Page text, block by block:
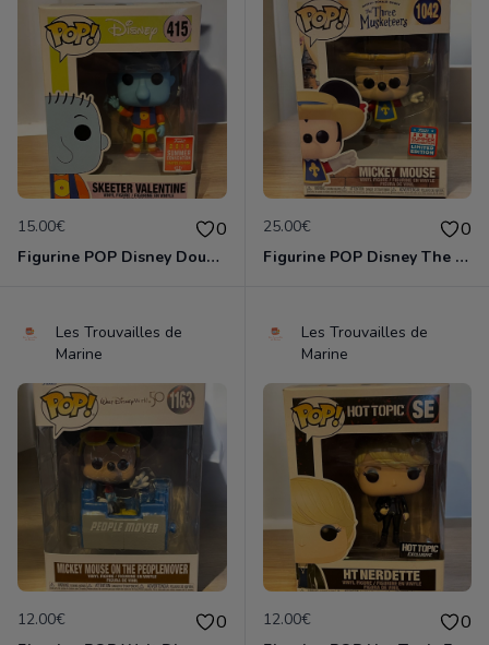
15.00€ 0
Figurine POP Disney Doug 415 Skeeter Valentine 2018 Summer Limited Edition neuve non deboxee
25.00€ 0
Figurine POP Disney The Three Musketeers 1042 Mickey Mouse neuve non deboxee
Les Trouvailles de
Marine
12.00€ 0
Les Trouvailles de
Marine
12.00€ 0